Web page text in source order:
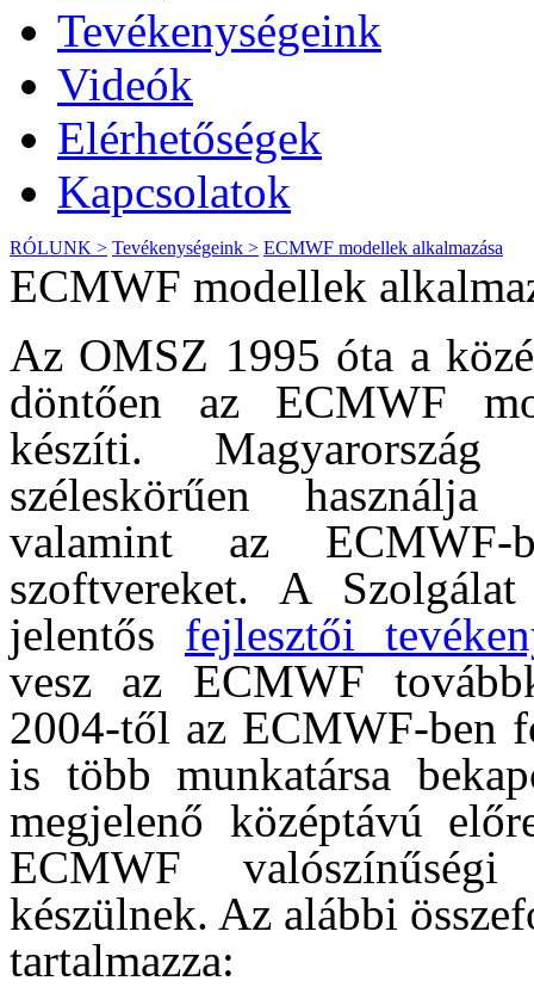
Tevékenységeink
Videók
Elérhetőségek
Kapcsolatok
RÓLUNK > Tevékenységeink > ECMWF modellek alkalmazása
ECMWF modellek
Az OMSZ 1995 óta a
döntően az ECMWF
készíti.
széleskörűen
valamint az ECMWF-
szoftvereket. A
jelentős fejlesztői
vesz az ECMWF
2004-től az ECMWF-ben
is több munkatársa
megjelenő középtávú
ECMWF valószínűségi
készülnek. Az alábbi
tartalmazza: